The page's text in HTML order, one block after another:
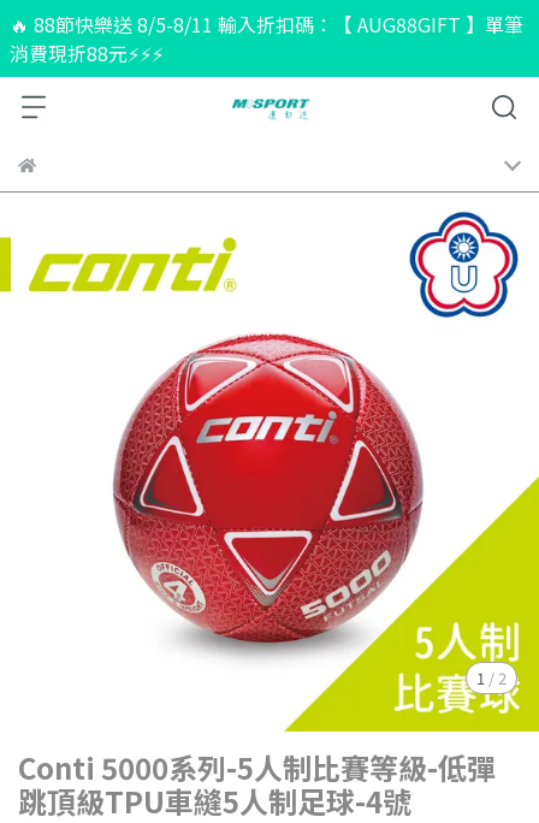
🔥 88節快樂送 8/5-8/11 輸入折扣碼：【 AUG88GIFT 】單筆
消費現折88元⚡⚡⚡
1 / 2
Conti 5000系列-5人制比賽等級-低彈
跳頂級TPU車縫5人制足球-4號